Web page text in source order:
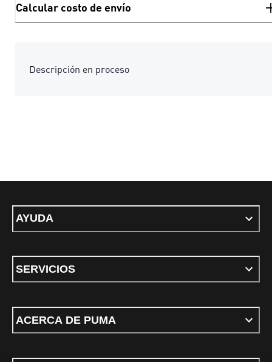
Calcular costo de envío
Descripción en proceso
AYUDA
SERVICIOS
ACERCA DE PUMA